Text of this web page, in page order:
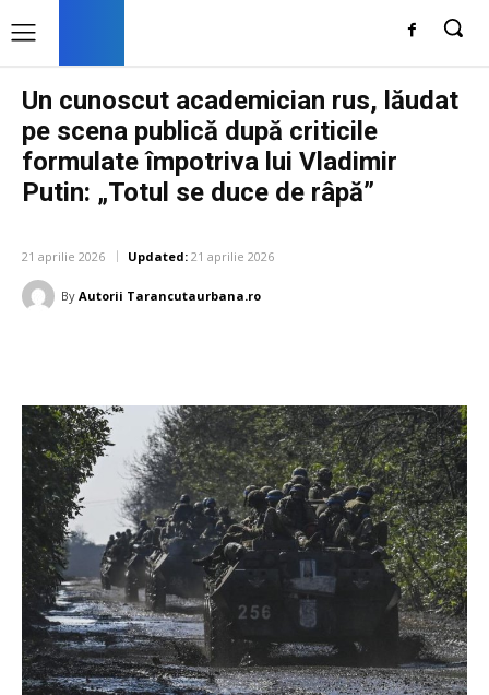
Un cunoscut academician rus, lăudat
pe scena publică după criticile
formulate împotriva lui Vladimir
Putin: „Totul se duce de râpă”
21 aprilie 2026 Updated: 21 aprilie 2026
By Autorii Tarancutaurbana.ro